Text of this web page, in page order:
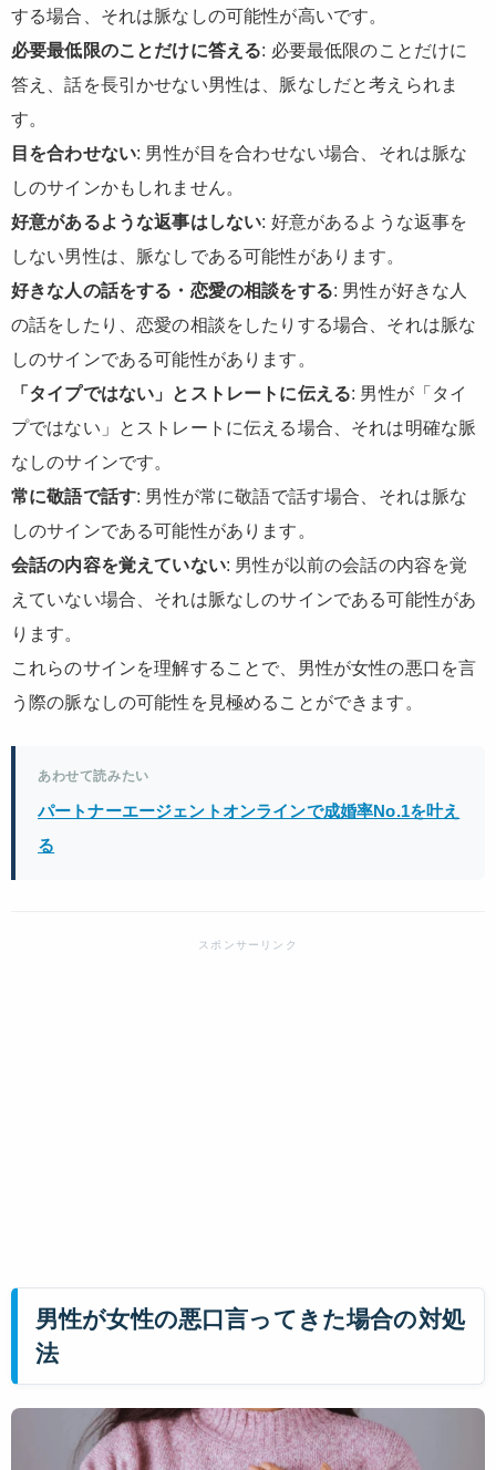
する場合、それは脈なしの可能性が高いです。
必要最低限のことだけに答える: 必要最低限のことだけに
答え、話を長引かせない男性は、脈なしだと考えられま
す。
目を合わせない: 男性が目を合わせない場合、それは脈な
しのサインかもしれません。
好意があるような返事はしない: 好意があるような返事を
しない男性は、脈なしである可能性があります。
好きな人の話をする・恋愛の相談をする: 男性が好きな人
の話をしたり、恋愛の相談をしたりする場合、それは脈な
しのサインである可能性があります。
「タイプではない」とストレートに伝える: 男性が「タイ
プではない」とストレートに伝える場合、それは明確な脈
なしのサインです。
常に敬語で話す: 男性が常に敬語で話す場合、それは脈な
しのサインである可能性があります。
会話の内容を覚えていない: 男性が以前の会話の内容を覚
えていない場合、それは脈なしのサインである可能性があ
ります。
これらのサインを理解することで、男性が女性の悪口を言
う際の脈なしの可能性を見極めることができます。
あわせて読みたい
パートナーエージェントオンラインで成婚率No.1を叶え
る
男性が女性の悪口言ってきた場合の対処
法